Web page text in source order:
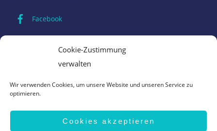
Cookie-Zustimmung
verwalten
Wir verwenden Cookies, um unsere Website und unseren Service zu
optimieren.
Cookies akzeptieren
Facebook